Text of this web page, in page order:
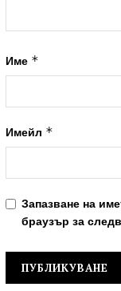
Име *
Имейл *
Запазване на
браузър за